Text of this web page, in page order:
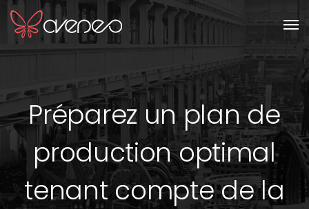
Préparez un plan de
production optimal
tenant compte de la